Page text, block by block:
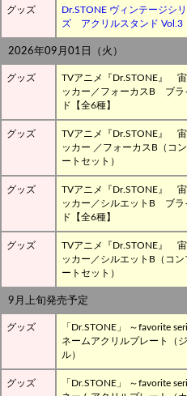
グッズ
Dr.STONE ヴィンテージシ
ズ アクリルスタンド Vol.3
2026年09月01日（火）
グッズ
TVアニメ『Dr.STONE』
ッカー／フォーカスB ブラ
ド【全6種】
グッズ
TVアニメ『Dr.STONE』
ッカー ／フォーカスB（コン
ートセット）
グッズ
TVアニメ『Dr.STONE』
ッカー／シルエットB ブラ
ド【全6種】
グッズ
TVアニメ『Dr.STONE』
ッカー／シルエットB（コン
ートセット）
9月上旬発売予定
グッズ
「Dr.STONE」 ～favorite
ネームアクリルプレート（
ル）
グッズ
「Dr.STONE」 ～favorite